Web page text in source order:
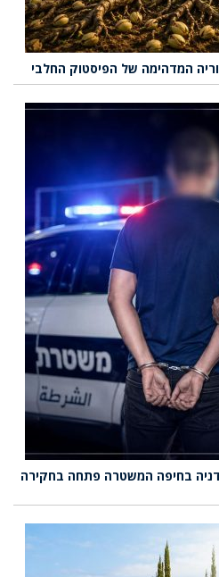
המדהימה של הפיסטוק החלבי
בחיפה המשטרה פתחה בחקירה